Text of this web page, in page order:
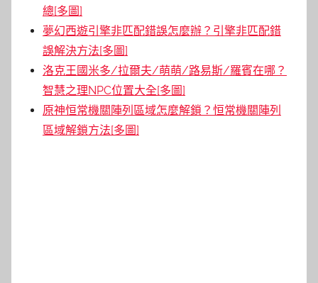
總[多圖]
夢幻西遊引擎非匹配錯誤怎麼辦？引擎非匹配錯
誤解決方法[多圖]
洛克王國米多/拉爾夫/萌萌/路易斯/羅賓在哪？
智慧之理NPC位置大全[多圖]
原神恒常機關陣列區域怎麼解鎖？恒常機關陣列
區域解鎖方法[多圖]